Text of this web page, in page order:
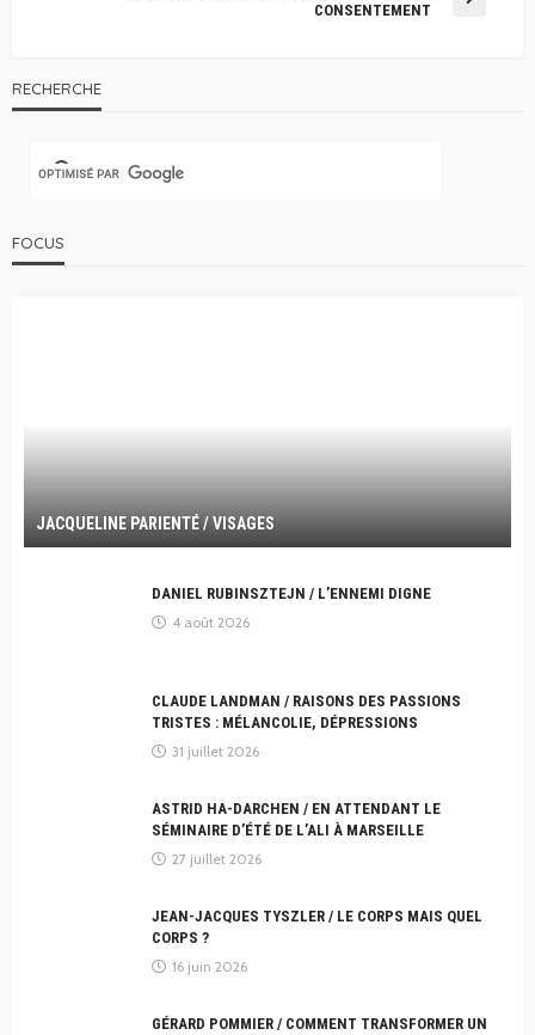
CONSENTEMENT
RECHERCHE
FOCUS
JACQUELINE PARIENTÉ / VISAGES
DANIEL RUBINSZTEJN / L’ENNEMI DIGNE
4 août 2026
CLAUDE LANDMAN / RAISONS DES PASSIONS
TRISTES : MÉLANCOLIE, DÉPRESSIONS
31 juillet 2026
ASTRID HA-DARCHEN / EN ATTENDANT LE
SÉMINAIRE D’ÉTÉ DE L’ALI À MARSEILLE
27 juillet 2026
JEAN-JACQUES TYSZLER / LE CORPS MAIS QUEL
CORPS ?
16 juin 2026
GÉRARD POMMIER / COMMENT TRANSFORMER UN